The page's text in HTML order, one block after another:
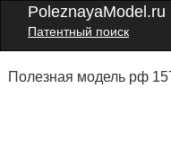
PoleznayaModel.ru
Патентный поиск
Полезная модель рф